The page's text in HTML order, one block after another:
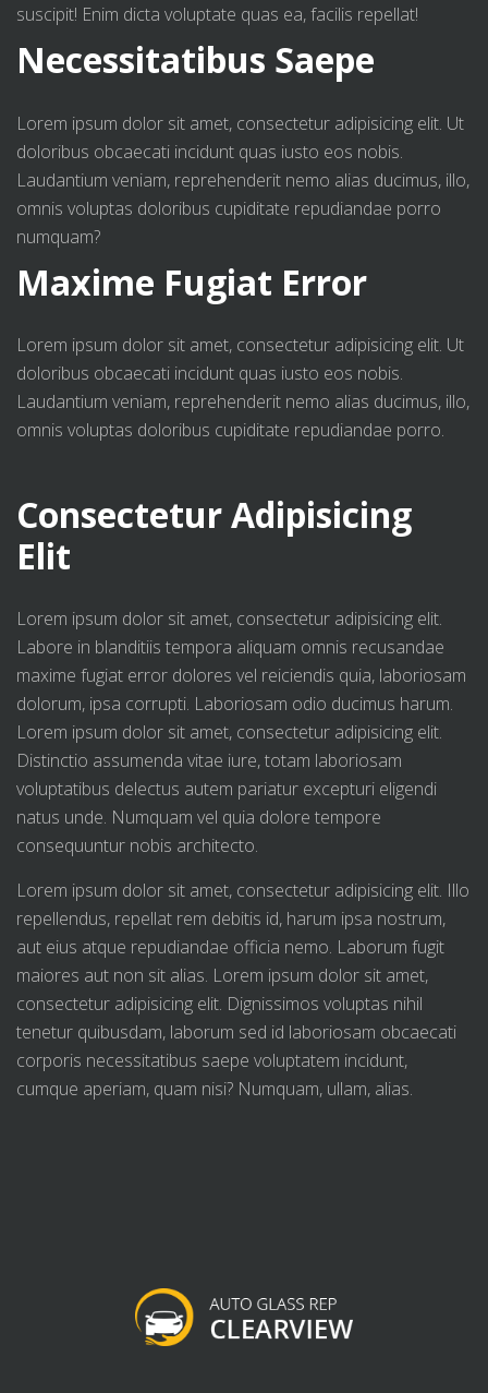
suscipit! Enim dicta voluptate quas ea, facilis repellat!
Necessitatibus Saepe
Lorem ipsum dolor sit amet, consectetur adipisicing elit. Ut
doloribus obcaecati incidunt quas iusto eos nobis.
Laudantium veniam, reprehenderit nemo alias ducimus, illo,
omnis voluptas doloribus cupiditate repudiandae porro
numquam?
Maxime Fugiat Error
Lorem ipsum dolor sit amet, consectetur adipisicing elit. Ut
doloribus obcaecati incidunt quas iusto eos nobis.
Laudantium veniam, reprehenderit nemo alias ducimus, illo,
omnis voluptas doloribus cupiditate repudiandae porro.
Consectetur Adipisicing
Elit
Lorem ipsum dolor sit amet, consectetur adipisicing elit.
Labore in blanditiis tempora aliquam omnis recusandae
maxime fugiat error dolores vel reiciendis quia, laboriosam
dolorum, ipsa corrupti. Laboriosam odio ducimus harum.
Lorem ipsum dolor sit amet, consectetur adipisicing elit.
Distinctio assumenda vitae iure, totam laboriosam
voluptatibus delectus autem pariatur excepturi eligendi
natus unde. Numquam vel quia dolore tempore
consequuntur nobis architecto.
Lorem ipsum dolor sit amet, consectetur adipisicing elit. Illo
repellendus, repellat rem debitis id, harum ipsa nostrum,
aut eius atque repudiandae officia nemo. Laborum fugit
maiores aut non sit alias. Lorem ipsum dolor sit amet,
consectetur adipisicing elit. Dignissimos voluptas nihil
tenetur quibusdam, laborum sed id laboriosam obcaecati
corporis necessitatibus saepe voluptatem incidunt,
cumque aperiam, quam nisi? Numquam, ullam, alias.